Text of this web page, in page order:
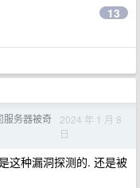
13
服务器被奇
2024 年 1 月 8
日
这种漏洞探测的. 还是被